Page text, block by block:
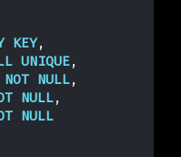
KEY,
UNIQUE,
NOT NULL,
NULL,
NULL